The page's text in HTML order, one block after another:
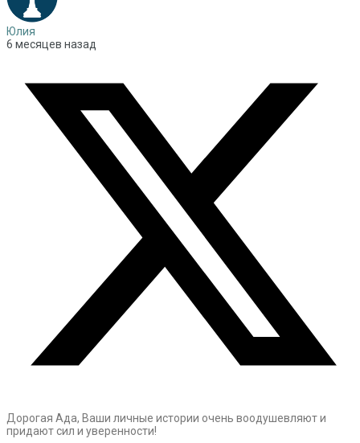
Юлия
6 месяцев назад
Дорогая Ада, Ваши личные истории очень воодушевляют и
придают сил и уверенности!